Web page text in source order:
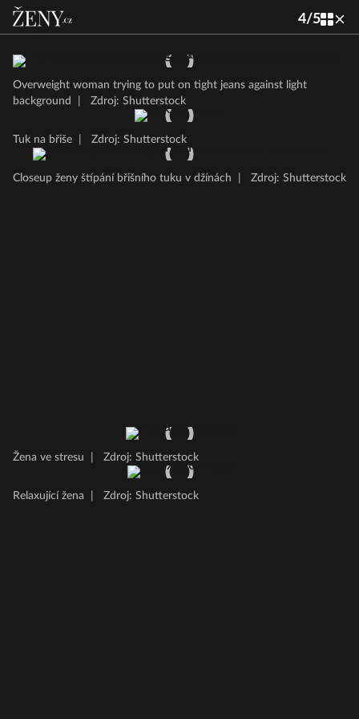
4/5
Overweight woman trying to put on tight jeans against light
background
Zdroj: Shutterstock
Tuk na břiše Zdroj: Shutterstock
Closeup ženy štípání břišního tuku v džínách Zdroj: Shutterstock
Žena ve stresu Zdroj: Shutterstock
Relaxující žena Zdroj: Shutterstock